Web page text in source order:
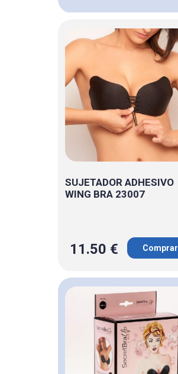
SUJETADOR ADHESIVO
WING BRA 23007
11.50 € Comprar